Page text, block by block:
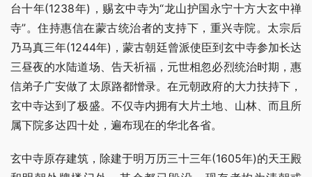
台十年(1238年)，赐玄中寺为“龙山护国永宁十方大玄中禅
寺”。住持惠信在蒙古统治者的支持下，重兴寺院。太宗后
乃马真三年(1244年)，蒙古朝廷曾派使臣到玄中寺参加长达
三昼夜的水陆道场、告天祈福，元世相忽必烈统治时期，惠
信弟子广安做了太原路都憎录。在元朝政府的大力扶持下，
玄中寺达到了极盛。不仅寺内拥有大片土地、山林、而且所
属下院多达四十处，遍布现在的华北各省。
玄中寺原存建筑，除建于明万历三十三年(1605年)的天王殿